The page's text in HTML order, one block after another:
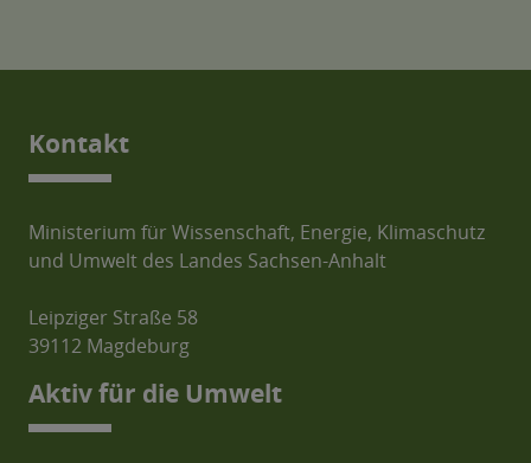
Kontakt
Ministerium für Wissenschaft, Energie, Klimaschutz
und Umwelt des Landes Sachsen-Anhalt
Leipziger Straße 58
39112 Magdeburg
Aktiv für die Umwelt